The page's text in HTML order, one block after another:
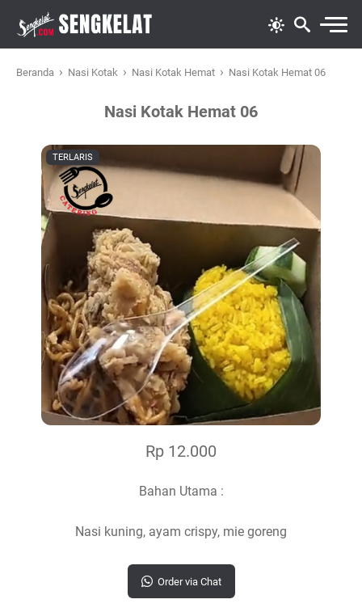
Beranda › Nasi Kotak › Nasi Kotak Hemat › Nasi Kotak Hemat 06
Nasi Kotak Hemat 06
TERLARIS
Rp 12.000
Bahan Utama :
Nasi kuning, ayam crispy, mie goreng
Order via Chat